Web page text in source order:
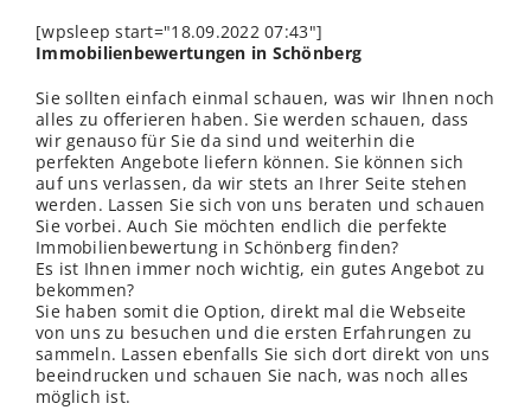
[wpsleep start="18.09.2022 07:43"]
Immobilienbewertungen in Schönberg
Sie sollten einfach einmal schauen, was wir Ihnen noch
alles zu offerieren haben. Sie werden schauen, dass
wir genauso für Sie da sind und weiterhin die
perfekten Angebote liefern können. Sie können sich
auf uns verlassen, da wir stets an Ihrer Seite stehen
werden. Lassen Sie sich von uns beraten und schauen
Sie vorbei. Auch Sie möchten endlich die perfekte
Immobilienbewertung in Schönberg finden?
Es ist Ihnen immer noch wichtig, ein gutes Angebot zu
bekommen?
Sie haben somit die Option, direkt mal die Webseite
von uns zu besuchen und die ersten Erfahrungen zu
sammeln. Lassen ebenfalls Sie sich dort direkt von uns
beeindrucken und schauen Sie nach, was noch alles
möglich ist.